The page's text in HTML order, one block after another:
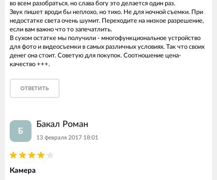
во всем разобраться, но слава богу это делается один раз.
Звук пишет вроди бы неплохо, но тихо. Не для ночной съемки. При
недостатке света очень шумит. Переходите на низкое разрешение,
если вам важно что то запечатлить.
В сухом остатке мы получили - многофункциональное устройство
для фото и видеосъемки в самых различных условиях. Так что своих
денег она стоит. Советую для покупок. Соотношение цена-
качество +++.
ОТВЕТИТЬ
Б
Бакал Роман
13 февраля 2017 18:01
Камера